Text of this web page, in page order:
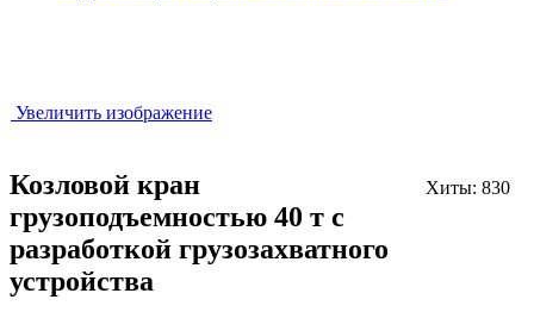
Увеличить изображение
Хиты: 830
Козловой кран
грузоподъемностью 40 т с
разработкой грузозахватного
устройства